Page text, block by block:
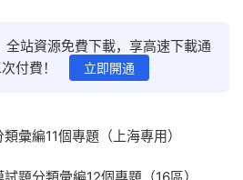
全站資源免費下載，享高速下載通
付費！
立即開通
彙編11個專題（上海專用）